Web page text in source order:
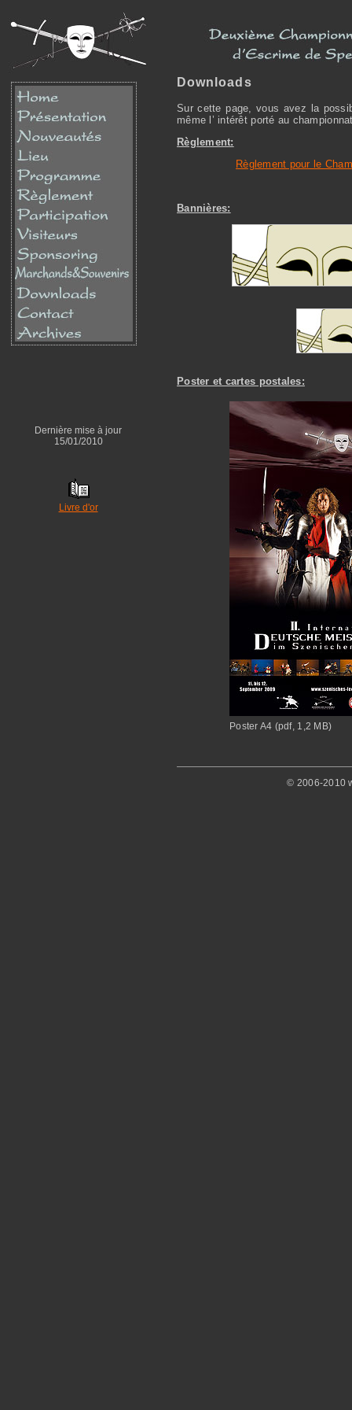
Dernière mise à jour
15/01/2010
Livre d'or
Downloads
Sur cette page, vous avez la
même l’ intérêt porté au
Règlement:
Règlement pour le
Bannières:
Poster et cartes postales:
Poster A4 (pdf, 1,2 MB)
© 2006-2010